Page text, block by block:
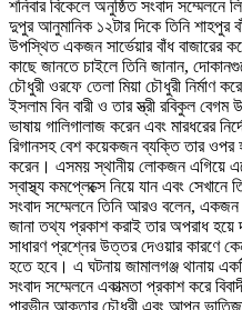
‎শনিবার বিকেলে অনুষ্ঠিত সংবাদ
দুপুর আনুমানিক ১২টার দিকে তিনি শাহপুর
উপস্থিত একজন সার্ভেয়ার বাঁধ বাজারের
কাছে জানতে চাইলে তিনি জানান,
চৌধুরী ওরফে তেলা মিয়া চৌধুরী নির্মাণ
ইসলাম বিন বারী ও তার স্ত্রী রবিকুল
ভাষায় গালিগালাজ করেন এবং মারধরের
রিগানসহ বেশ কয়েকজন ব্যক্তি তার ওপর
করেন। এসময় স্থানীয় লোকজন এগিয়ে
স্বাস্থ্য কমপ্লেক্সে নিয়ে যান এবং সেখানে
‎সংবাদ সম্মেলনে তিনি আরও বলেন, একজন
জানা তথ্য প্রকাশ করাই তার অপরাধ হয়ে
সাধারণ প্রশ্নের উত্তর দেওয়ার কারণে
হতে হবে। এ ঘটনায় জামালগঞ্জ থানায়
‎সংবাদ সম্মেলনে একাত্মতা প্রকাশ করে
পারভীন আক্তার চৌধুরী এবং আপন